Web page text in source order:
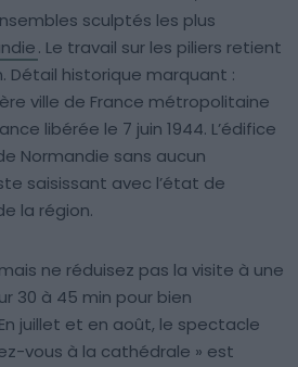
sculptés les plus
. Le travail sur les piliers retient
Détail historique marquant :
ville de France métropolitaine
libérée le 7 juin 1944. L’édifice
Normandie sans aucun
saisissant avec l’état de
la région.
ne réduisez pas la visite à une
30 à 45 min pour bien
juillet et en août, le spectacle
vous à la cathédrale » est